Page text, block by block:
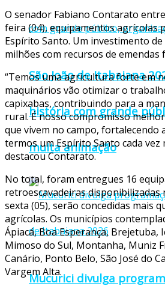
São João de Itabaiana
história com grande
muita animação
Mucurici divulga
O senador Fabiano Contarato
feira (04), equipamentos agrícolas
Espírito Santo. Um investimento de
milhões com recursos de emendas
“Temos uma agricultura forte em
maquinários vão otimizar o
capixabas, contribuindo para a
rural. É nosso compromisso
que vivem no campo, fortalecendo
termos um Espírito Santo cada vez
destacou Contarato.
No total, foram entregues 16
retroescavadeiras disponibilizadas
sexta (05), serão concedidas mais
agrícolas. Os municípios
Ápiacá, Boa Esperança, Brejetuba,
Mimoso do Sul, Montanha, Muniz
Canário, Ponto Belo, São José do
Vargem Alta.